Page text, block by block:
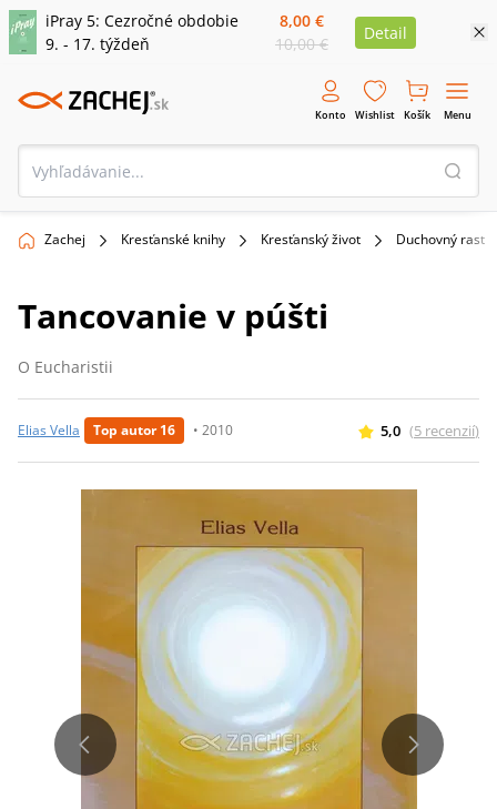
iPray 5: Cezročné obdobie
9. - 17. týždeň
8,00 €
10,00 €
Detail
Konto Wishlist Košík Menu
Zachej Kresťanské knihy Kresťanský život Duchovný rast
Tancovanie v púšti
O Eucharistii
Elias Vella Top autor 16 • 2010 5,0 (5 recenzií)